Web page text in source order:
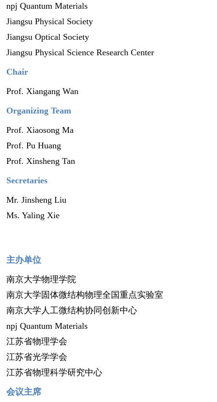
npj Quantum Materials
Jiangsu Physical Society
Jiangsu Optical Society
Jiangsu Physical Science Research Center
Chair
Prof. Xiangang Wan
Organizing Team
Prof. Xiaosong Ma
Prof. Pu Huang
Prof. Xinsheng Tan
Secretaries
Mr. Jinsheng Liu
Ms. Yaling Xie
主办单位
南京大学物理学院
南京大学固体微结构物理全国重点实验室
南京大学人工微结构协同创新中心
npj Quantum Materials
江苏省物理学会
江苏省光学学会
江苏省物理科学研究中心
会议主席